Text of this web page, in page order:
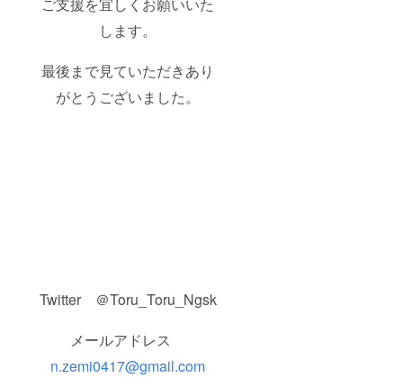
します。
最後まで見ていただきあり
がとうございました。
Twitter ＠Toru_Toru_Ngsk
メールアドレス
n.zemi0417@gmail.com